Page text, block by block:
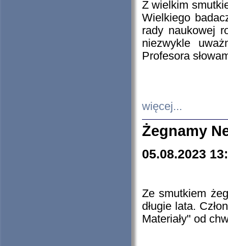
Z wielkim
Wielkiego
rady naukowej
niezwykle
Profesora
więcej...
Żegnamy
05.08.2023
Ze smutkiem
długie lata.
Materiały" od